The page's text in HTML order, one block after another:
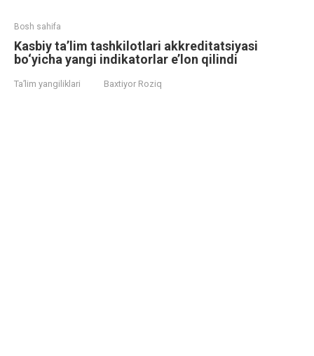
Bosh sahifa
Kasbiy ta’lim tashkilotlari akkreditatsiyasi
bo‘yicha yangi indikatorlar e’lon qilindi
Ta’lim yangiliklari Baxtiyor Roziq